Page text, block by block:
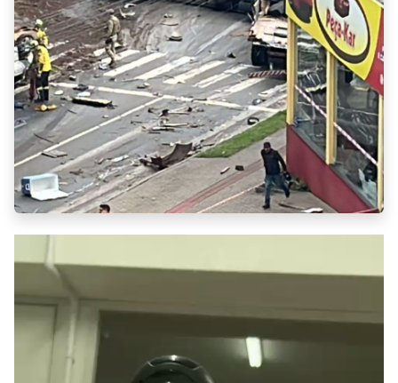
Tocador
vídeo